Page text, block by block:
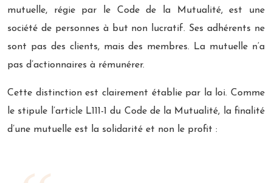
mutuelle, régie par le Code de la Mutualité, est une
société de personnes à but non lucratif. Ses adhérents ne
sont pas des clients, mais des membres. La mutuelle n’a
pas d’actionnaires à rémunérer.
Cette distinction est clairement établie par la loi. Comme
le stipule l’article L111-1 du Code de la Mutualité, la finalité
d’une mutuelle est la solidarité et non le profit :